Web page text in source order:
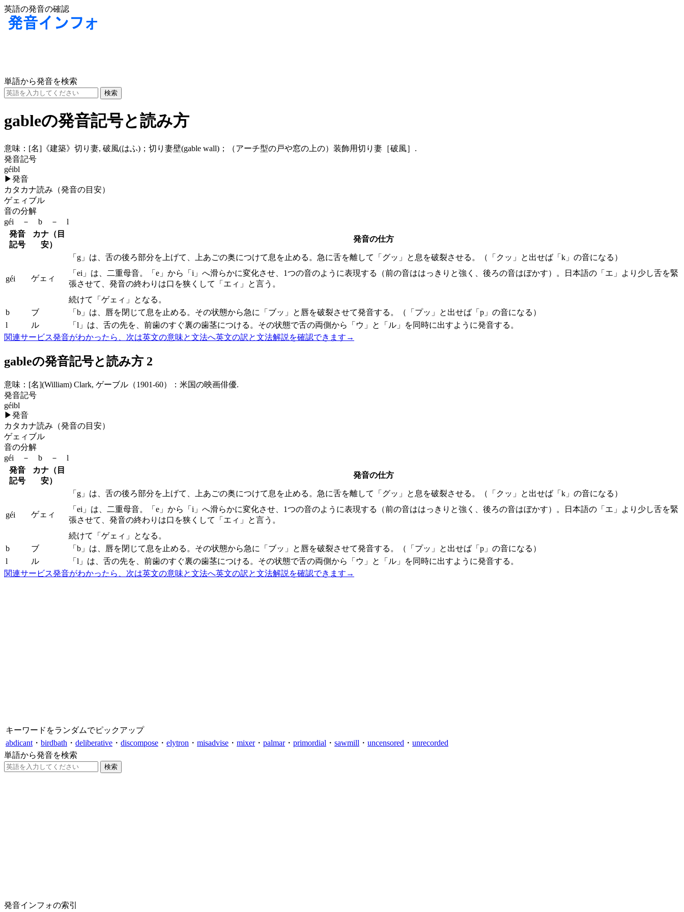
英語の発音の確認
単語から発音を検索
gableの発音記号と読み方
意味： [名] 《建築》切り妻, 破風(はふ)；切り妻壁(gable wall)；（アーチ型の戸や窓の上の）装飾用切り妻［破風］.
発音記号
géibl
▶発音
カタカナ読み（発音の目安）
ゲェィブル
音の分解
géi － b － l
発音
記号
カナ（目
安）
発音の仕方
géi ゲェィ
「g」は、舌の後ろ部分を上げて、上あごの奥につけて息を止める。急に舌を離して「グッ」と息を破裂させる。（「クッ」と出せば「k」の音になる）
「ei」は、二重母音。「e」から「i」へ滑らかに変化させ、1つの音のように表現する（前の音ははっきりと強く、後ろの音はぼかす）。日本語の「エ」より少し舌を緊
張させて、発音の終わりは口を狭くして「エィ」と言う。
続けて「ゲェィ」となる。
b
ブ
「b」は、唇を閉じて息を止める。その状態から急に「ブッ」と唇を破裂させて発音する。（「プッ」と出せば「p」の音になる）
l
ル
「l」は、舌の先を、前歯のすぐ裏の歯茎につける。その状態で舌の両側から「ウ」と「ル」を同時に出すように発音する。
関連サービス発音がわかったら、次は英文の意味と文法へ英文の訳と文法解説を確認できます →
gableの発音記号と読み方 2
意味： [名](William) Clark, ゲーブル（1901-60）：米国の映画俳優.
発音記号
géibl
▶発音
カタカナ読み（発音の目安）
ゲェィブル
音の分解
géi － b － l
発音
記号
カナ（目
安）
発音の仕方
géi ゲェィ
「g」は、舌の後ろ部分を上げて、上あごの奥につけて息を止める。急に舌を離して「グッ」と息を破裂させる。（「クッ」と出せば「k」の音になる）
「ei」は、二重母音。「e」から「i」へ滑らかに変化させ、1つの音のように表現する（前の音ははっきりと強く、後ろの音はぼかす）。日本語の「エ」より少し舌を緊
張させて、発音の終わりは口を狭くして「エィ」と言う。
続けて「ゲェィ」となる。
b
ブ
「b」は、唇を閉じて息を止める。その状態から急に「ブッ」と唇を破裂させて発音する。（「プッ」と出せば「p」の音になる）
l
ル
「l」は、舌の先を、前歯のすぐ裏の歯茎につける。その状態で舌の両側から「ウ」と「ル」を同時に出すように発音する。
関連サービス発音がわかったら、次は英文の意味と文法へ英文の訳と文法解説を確認できます →
キーワードをランダムでピックアップ
abdicant ・ birdbath ・ deliberative ・ discompose ・ elytron ・ misadvise ・ mixer・ palmar・ primordial ・ sawmill ・ uncensored ・ unrecorded
単語から発音を検索
発音インフォの索引